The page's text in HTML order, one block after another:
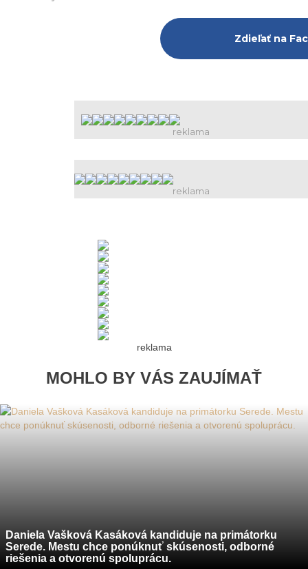
Zdieľať na
reklama
MOHLO BY VÁS ZAUJÍMAŤ
Daniela Vašková Kasáková kandiduje na primátorku
Serede. Mestu chce ponúknuť skúsenosti, odborné
riešenia a otvorenú spoluprácu.